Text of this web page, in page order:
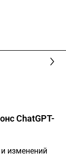
ChatGPT-
изменений